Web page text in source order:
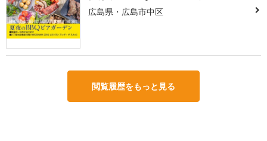
広島県・広島市中区
閲覧履歴をもっと見る